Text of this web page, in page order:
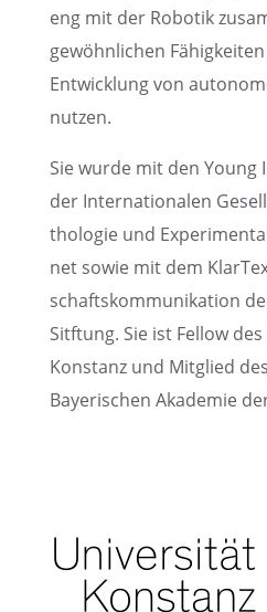
eng mit der Robotik
ge­wöhn­li­chen
Entwick­lung von
nutzen.
Sie wurde mit den Young
der Inter­na­tio­na­len
tho­lo­gie und
net sowie mit dem
schafts­kom­mu­ni­ka­tion
Sitftung. Sie ist Fellow
Konstanz und Mitglied
Bayeri­schen Akade­mie